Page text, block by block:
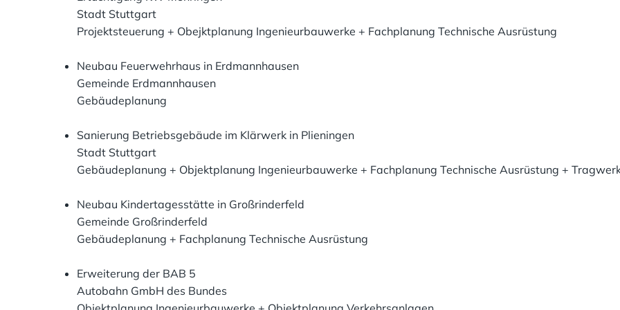
Stadt Stuttgart
Projektsteuerung + Obejktplanung Ingenieurbauwerke + Fachplanung Technische Ausrüstung
Neubau Feuerwehrhaus in Erdmannhausen
Gemeinde Erdmannhausen
Gebäudeplanung
Sanierung Betriebsgebäude im Klärwerk in Plieningen
Stadt Stuttgart
Gebäudeplanung + Objektplanung Ingenieurbauwerke + Fachplanung Technische Ausrüstung +
Neubau Kindertagesstätte in Großrinderfeld
Gemeinde Großrinderfeld
Gebäudeplanung + Fachplanung Technische Ausrüstung
Erweiterung der BAB 5
Autobahn GmbH des Bundes